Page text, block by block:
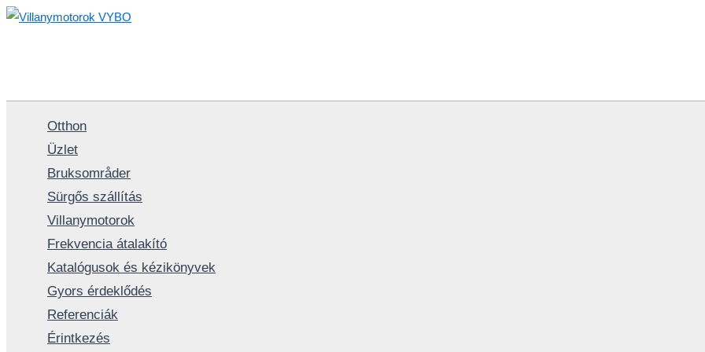
Skip
Otthon
Üzlet
Bruksområder
Sürgős szállítás
Villanymotorok
Frekvencia átalakító
Katalógusok és kézikönyvek
Gyors érdeklődés
Referenciák
Érintkezés